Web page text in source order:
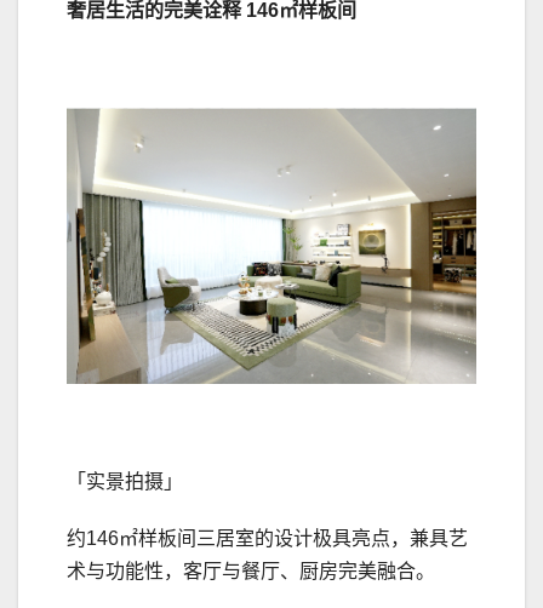
奢居生活的完美诠释 146㎡样板间
「实景拍摄」
约146㎡样板间三居室的设计极具亮点，兼具艺
术与功能性，客厅与餐厅、厨房完美融合。